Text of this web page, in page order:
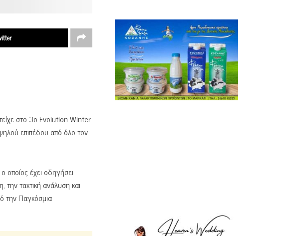
στο 3ο Evolution Winter
επιπέδου από όλο τον
έχει οδηγήσει
τακτική ανάλυση και
την Παγκόσμια